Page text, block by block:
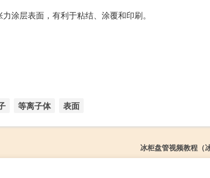
涂层表面，有利于粘结、涂覆和印刷。
等离子体 表面
冰柜盘管视频教程（